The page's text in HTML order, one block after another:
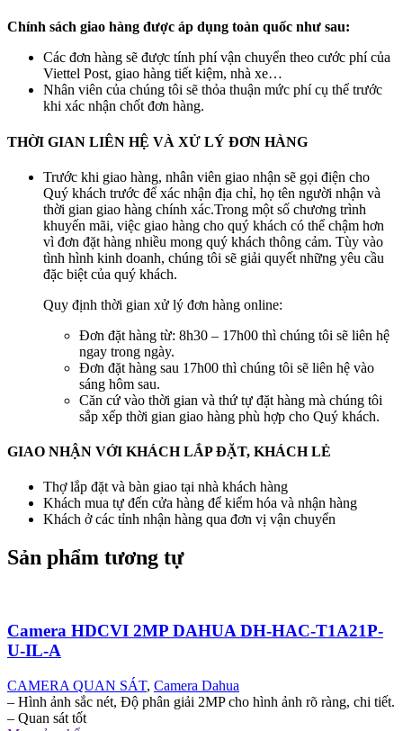
Chính sách giao hàng được áp dụng toàn quốc như sau:
Các đơn hàng sẽ được tính phí vận chuyển theo cước phí của
Viettel Post, giao hàng tiết kiệm, nhà xe…
Nhân viên của chúng tôi sẽ thỏa thuận mức phí cụ thể trước
khi xác nhận chốt đơn hàng.
THỜI GIAN LIÊN HỆ VÀ XỬ LÝ ĐƠN HÀNG
Trước khi giao hàng, nhân viên giao nhận sẽ gọi điện cho
Quý khách trước để xác nhận địa chỉ, họ tên người nhận và
thời gian giao hàng chính xác.Trong một số chương trình
khuyến mãi, việc giao hàng cho quý khách có thể chậm hơn
vì đơn đặt hàng nhiều mong quý khách thông cảm. Tùy vào
tình hình kinh doanh, chúng tôi sẽ giải quyết những yêu cầu
đặc biệt của quý khách.
Quy định thời gian xử lý đơn hàng online:
Đơn đặt hàng từ: 8h30 – 17h00 thì chúng tôi sẽ liên hệ
ngay trong ngày.
Đơn đặt hàng sau 17h00 thì chúng tôi sẽ liên hệ vào
sáng hôm sau.
Căn cứ vào thời gian và thứ tự đặt hàng mà chúng tôi
sắp xếp thời gian giao hàng phù hợp cho Quý khách.
GIAO NHẬN VỚI KHÁCH LẮP ĐẶT, KHÁCH LẺ
Thợ lắp đặt và bàn giao tại nhà khách hàng
Khách mua tự đến cửa hàng để kiểm hóa và nhận hàng
Khách ở các tỉnh nhận hàng qua đơn vị vận chuyển
Sản phẩm tương tự
Camera HDCVI 2MP DAHUA DH-HAC-T1A21P-
U-IL-A
CAMERA QUAN SÁT, Camera Dahua
– Hình ảnh sắc nét, Độ phân giải 2MP cho hình ảnh rõ ràng, chi tiết.
– Quan sát tốt